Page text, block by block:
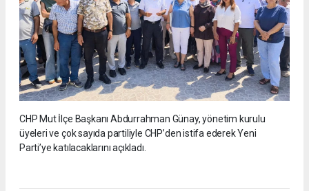
CHP Mut İlçe Başkanı Abdurrahman Günay, yönetim kurulu
üyeleri ve çok sayıda partiliyle CHP’den istifa ederek Yeni
Parti’ye katılacaklarını açıkladı.